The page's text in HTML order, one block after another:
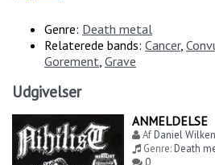
Genre: Death metal
Relaterede bands: Cancer,
Gorement Grave
Udgivelser
ANMELDELSE
AfDaniel
Genre:Death
0